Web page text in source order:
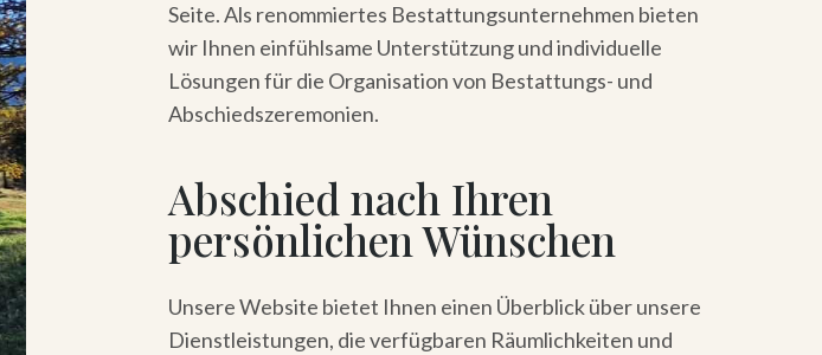
Seite. Als renommiertes Bestattungsunternehmen bieten
wir Ihnen einfühlsame Unterstützung und individuelle
Lösungen für die Organisation von Bestattungs- und
Abschiedszeremonien.
Abschied nach Ihren
persönlichen Wünschen
Unsere Website bietet Ihnen einen Überblick über unsere
Dienstleistungen, die verfügbaren Räumlichkeiten und